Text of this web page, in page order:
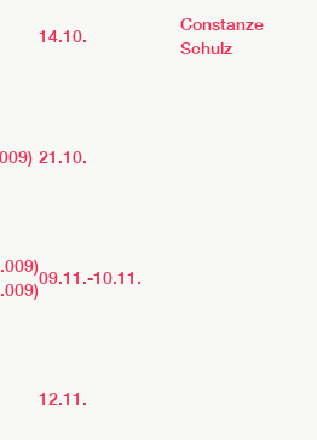
14.10.
Constanze
Schulz
21.10.
09.11.-10.11.
12.11.